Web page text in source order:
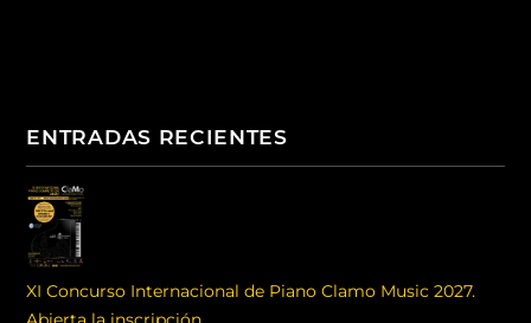
ENTRADAS RECIENTES
XI Concurso Internacional de Piano Clamo Music 2027.